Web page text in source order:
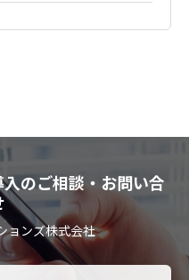
のご相談・お問い合
ョンズ株式会社